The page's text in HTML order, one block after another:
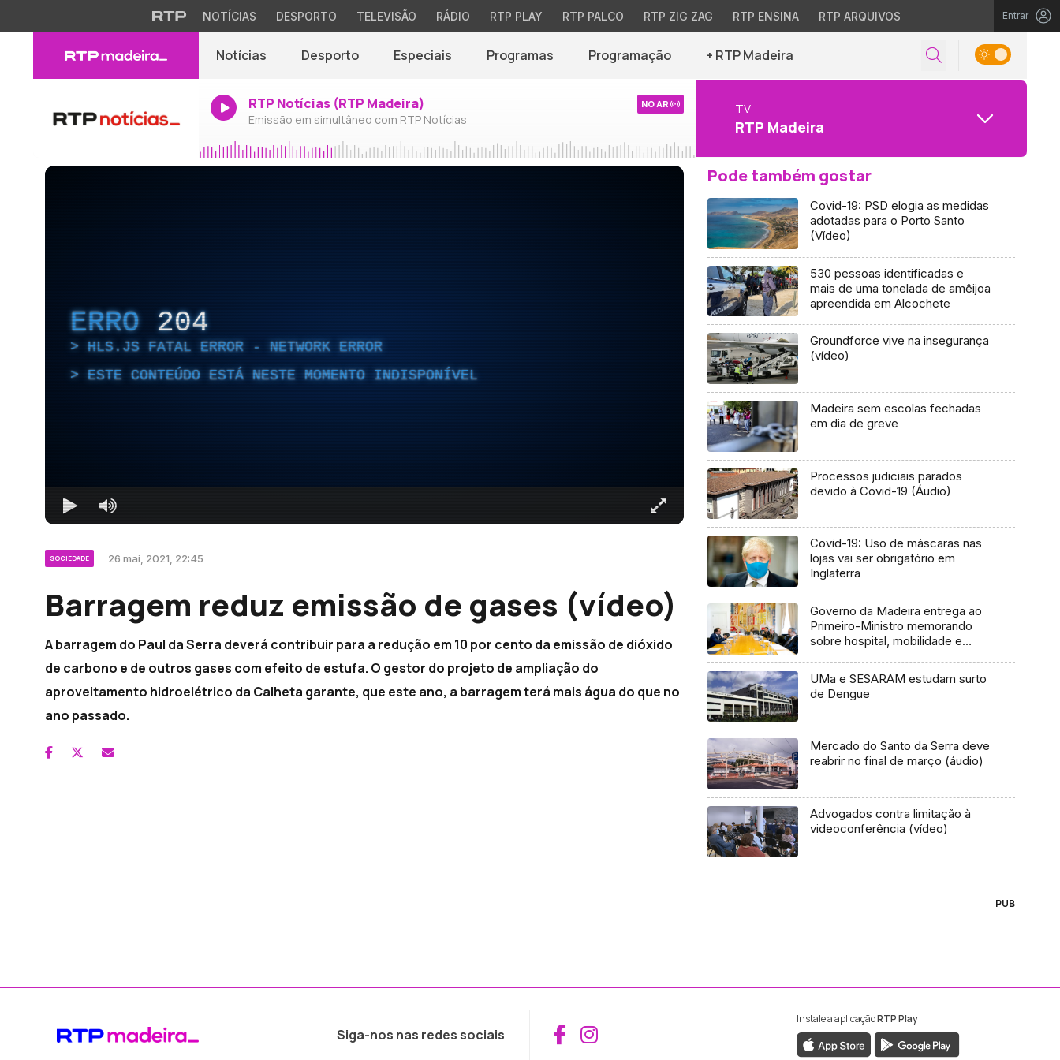
NOTÍCIAS DESPORTO TELEVISÃO RÁDIO RTP PLAY RTP PALCO RTP ZIG ZAG RTP ENSINA RTP ARQUIVOS Entrar
Notícias Desporto Especiais Programas Programação + RTP Madeira
RTP Notícias (RTP Madeira)
Emissão em simultâneo com RTP Notícias
NO AR TV
RTP Madeira
ERRO 204
HLS.JS FATAL ERROR - NETWORK ERROR
ESTE CONTEÚDO ESTÁ NESTE MOMENTO INDISPONÍVEL
SOCIEDADE 26 mai, 2021, 22:45
Barragem reduz emissão de gases (vídeo)
A barragem do Paul da Serra deverá contribuir para a redução em 10 por cento da emissão de dióxido
de carbono e de outros gases com efeito de estufa. O gestor do projeto de ampliação do
aproveitamento hidroelétrico da Calheta garante, que este ano, a barragem terá mais água do que no
ano passado.
Pode também gostar
Covid-19: PSD elogia as medidas
adotadas para o Porto Santo
(Vídeo)
530 pessoas identificadas e
mais de uma tonelada de amêijoa
apreendida em Alcochete
Groundforce vive na insegurança
(vídeo)
Madeira sem escolas fechadas
em dia de greve
Processos judiciais parados
devido à Covid-19 (Áudio)
Covid-19: Uso de máscaras nas
lojas vai ser obrigatório em
Inglaterra
Governo da Madeira entrega ao
Primeiro-Ministro memorando
sobre hospital, mobilidade e
UMa e SESARAM estudam surto
de Dengue
Mercado do Santo da Serra deve
reabrir no final de março (áudio)
Advogados contra limitação à
videoconferência (vídeo)
PUB
Siga-nos nas redes sociais Aceder ao Facebook da RTP Madeira
Aceder ao Instagram da RTP Madeira
Instale a aplicaçãoRTP Play